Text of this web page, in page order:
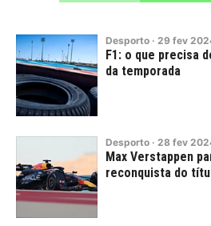
Desporto · 29 fev
F1: o que precisa
da temporada
Desporto · 28 fev
Max Verstappen
reconquista do